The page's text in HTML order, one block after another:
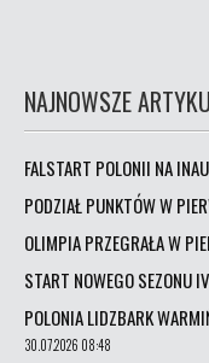
NAJNOWSZE
FALSTART POLONII NA
PODZIAŁ PUNKTÓW W
OLIMPIA PRZEGRAŁA W
START NOWEGO SEZONU
POLONIA LIDZBARK
30.07.2026 08:48